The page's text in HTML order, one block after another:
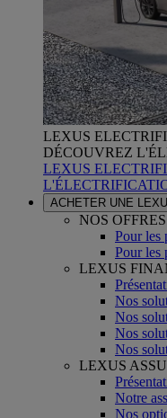
LEXUS
DÉCOUVREZ
LEXUS
ACHETER UNE
NOS
Pour les
Pour les
LEXUS
Nos
Nos
Nos
Nos
LEXUS
Notre
Nos